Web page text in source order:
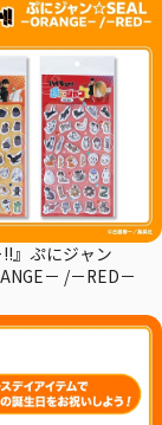
!!』ぷにジャン
－ /－RED－